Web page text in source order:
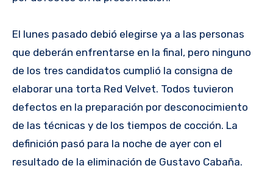
El lunes pasado debió elegirse ya a las personas
que deberán enfrentarse en la final, pero ninguno
de los tres candidatos cumplió la consigna de
elaborar una torta Red Velvet. Todos tuvieron
defectos en la preparación por desconocimiento
de las técnicas y de los tiempos de cocción. La
definición pasó para la noche de ayer con el
resultado de la eliminación de Gustavo Cabaña.